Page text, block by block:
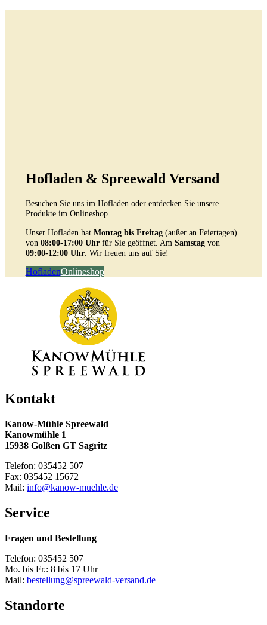
Hofladen & Spreewald Versand
Besuchen Sie uns im Hofladen oder entdecken Sie unsere
Produkte im Onlineshop.
Unser Hofladen hat Montag bis Freitag (außer an Feiertagen)
von 08:00-17:00 Uhrfür Sie geöffnet. Am Samstagvon
09:00-12:00 Uhr. Wir freuen uns auf Sie!
HofladenOnlineshop
Kontakt
Kanow-Mühle Spreewald
Kanowmühle 1
15938 Golßen GT Sagritz
Telefon: 035452 507
Fax: 035452 15672
Mail: info@kanow-muehle.de
Service
Fragen und Bestellung
Telefon: 035452 507
Mo. bis Fr.: 8 bis 17 Uhr
Mail: bestellung@spreewald-versand.de
Standorte